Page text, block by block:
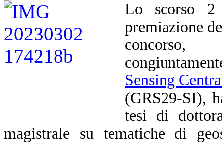
Lo scorso
premiazione
concorso,
Sensing
(GRS29-SI),
tesi di
magistrale su tematiche di